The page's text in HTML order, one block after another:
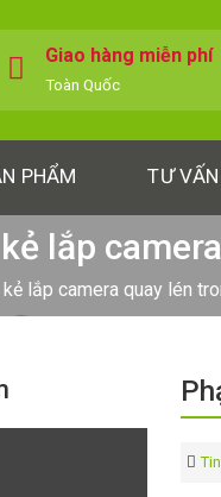
Giao hàng miễn phí
Toàn Quốc
PHẨM TƯ
lắp
lắp camera quay lén